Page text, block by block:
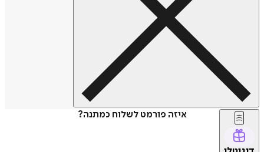
איזה פורמט לשלוח כמתנה?